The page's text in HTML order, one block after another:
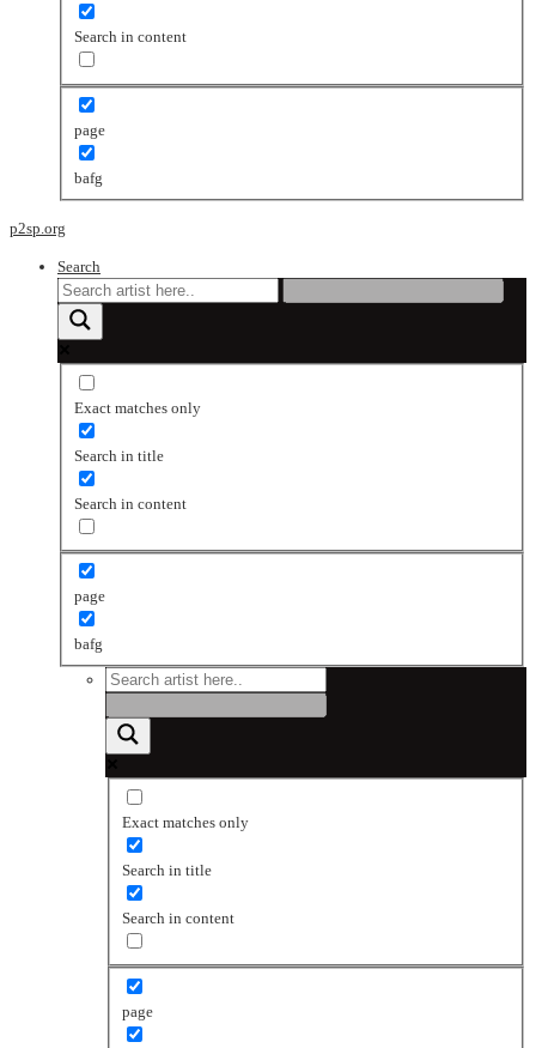
Search in content
page
bafg
p2sp.org
Search
Exact matches only
Search in title
Search in content
page
bafg
Exact matches only
Search in title
Search in content
page